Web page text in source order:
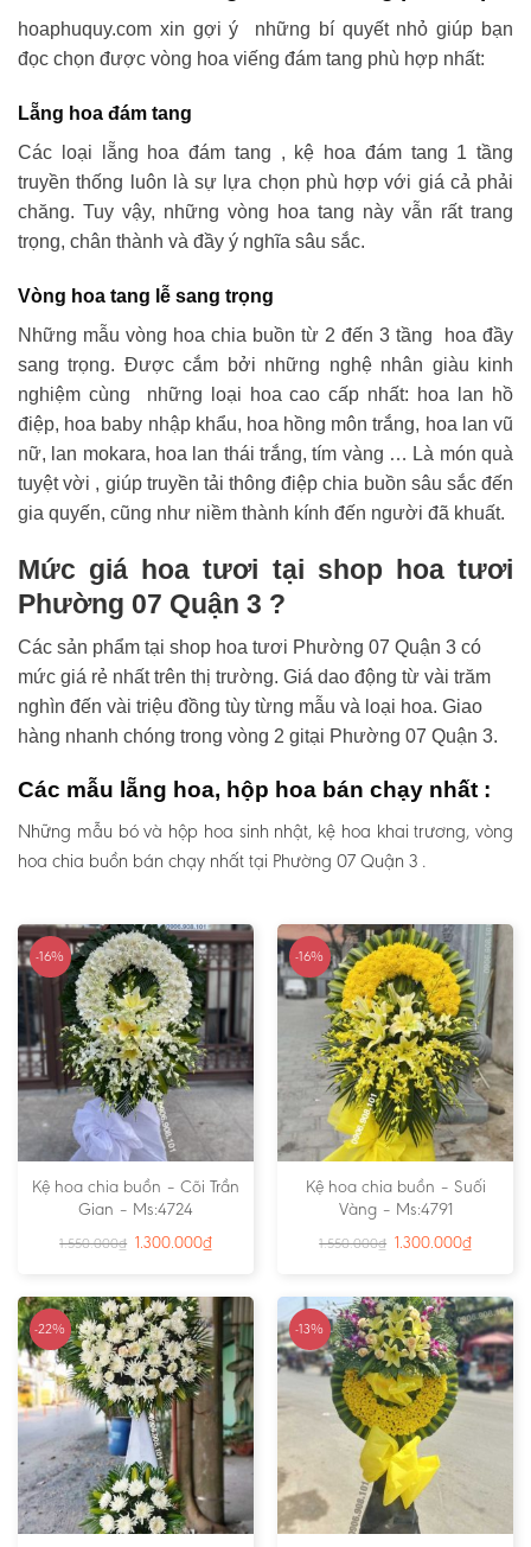
hoaphuquy.com xin gợi ý những bí quyết nhỏ giúp bạn
đọc chọn được vòng hoa viếng đám tang phù hợp nhất:
Lẵng hoa đám tang
Các loại lẵng hoa đám tang , kệ hoa đám tang 1 tầng
truyền thống luôn là sự lựa chọn phù hợp với giá cả phải
chăng. Tuy vậy, những vòng hoa tang này vẫn rất trang
trọng, chân thành và đầy ý nghĩa sâu sắc.
Vòng hoa tang lễ sang trọng
Những mẫu vòng hoa chia buồn từ 2 đến 3 tầng hoa đầy
sang trọng. Được cắm bởi những nghệ nhân giàu kinh
nghiệm cùng những loại hoa cao cấp nhất: hoa lan hồ
điệp, hoa baby nhập khẩu, hoa hồng môn trắng, hoa lan vũ
nữ, lan mokara, hoa lan thái trắng, tím vàng … Là món quà
tuyệt vời , giúp truyền tải thông điệp chia buồn sâu sắc đến
gia quyến, cũng như niềm thành kính đến người đã khuất.
Mức giá hoa tươi tại shop hoa tươi
Phường 07 Quận 3 ?
Các sản phẩm tại shop hoa tươi Phường 07 Quận 3 có
mức giá rẻ nhất trên thị trường. Giá dao động từ vài trăm
nghìn đến vài triệu đồng tùy từng mẫu và loại hoa. Giao
hàng nhanh chóng trong vòng 2 gitại Phường 07 Quận 3.
Các mẫu lẵng hoa, hộp hoa bán chạy nhất :
Những mẫu bó và hộp hoa sinh nhật, kệ hoa khai trương, vòng
hoa chia buồn bán chạy nhất tại Phường 07 Quận 3 .
-16%
Kệ hoa chia buồn – Cõi Trần
Gian – Ms:4724
1.550.000₫ 1.300.000₫
-16%
Kệ hoa chia buồn – Suối
Vàng – Ms:4791
1.550.000₫ 1.300.000₫
-22% -13%